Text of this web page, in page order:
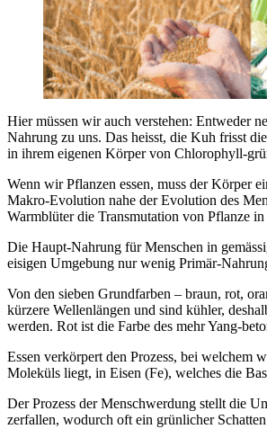
Hier müssen wir auch verstehen: Entweder
Nahrung zu uns. Das heisst, die Kuh frisst
in ihrem eigenen Körper von Chlorophyll-
Wenn wir Pflanzen essen, muss der Körper
Makro-Evolution nahe der Evolution des
Warmblüter die Transmutation von Pflanze
Die Haupt-Nahrung für Menschen in
eisigen Umgebung nur wenig Primär-
Von den sieben Grundfarben – braun, rot,
kürzere Wellenlängen und sind kühler,
werden. Rot ist die Farbe des mehr Yang-
Essen verkörpert den Prozess, bei welchem
Moleküls liegt, in Eisen (Fe), welches die
Der Prozess der Menschwerdung stellt die
zerfallen, wodurch oft ein grünlicher